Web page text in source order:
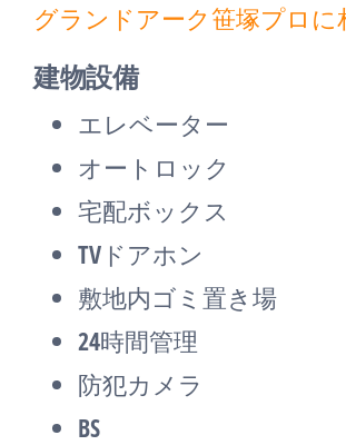
グランドアーク笹塚プロに
建物設備
エレベーター
オートロック
宅配ボックス
TVドアホン
敷地内ゴミ置き場
24時間管理
防犯カメラ
BS